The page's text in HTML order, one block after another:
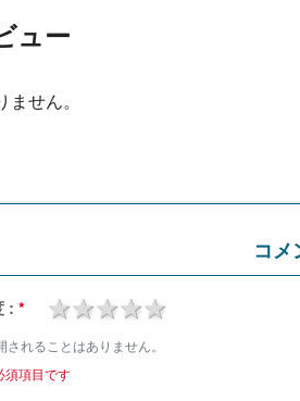
ュー
せん。
コメ
: * 4 stars
3 stars
2 stars
1 star
れることはありません。
須項目です